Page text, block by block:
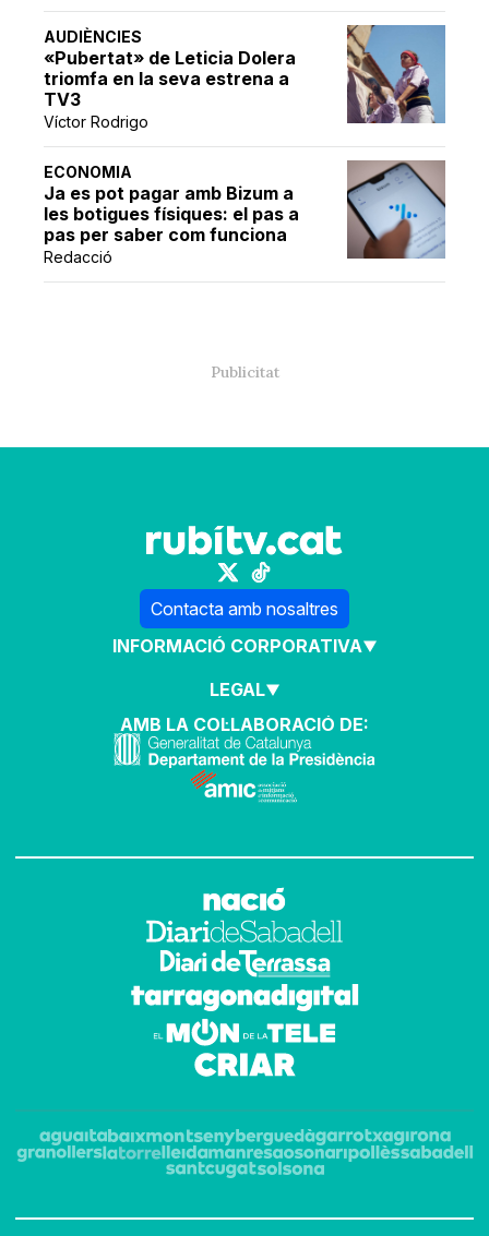
AUDIÈNCIES
«Pubertat» de Leticia Dolera
triomfa en la seva estrena a
TV3
Víctor Rodrigo
ECONOMIA
Ja es pot pagar amb Bizum a
les botigues físiques: el pas a
pas per saber com funciona
Redacció
Contacta amb nosaltres
INFORMACIÓ CORPORATIVA
LEGAL
AMB LA COL·LABORACIÓ DE: